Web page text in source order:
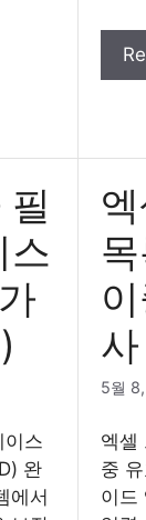
스
이스
완
에서
5월
엑셀
중
이드